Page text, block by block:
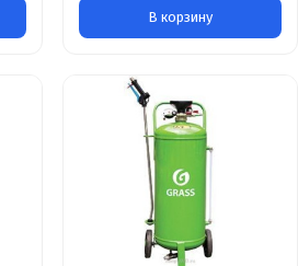
В корзину